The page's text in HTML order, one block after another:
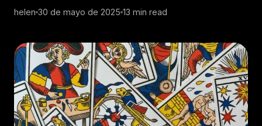
helen 30 de mayo de 2025 13 min read